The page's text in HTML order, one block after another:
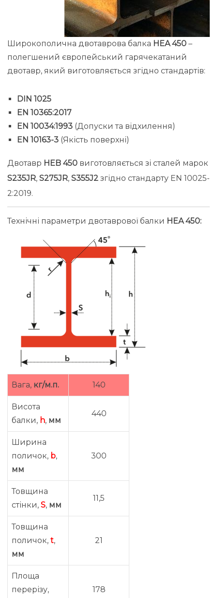
Широкополична двотаврова балка HEA 450 –
полегшений європейський гарячекатаний
двотавр, який виготовляється згідно стандартів:
DIN 1025
EN 10365:2017
EN 10034:1993 (Допуски та відхилення)
EN 10163-3 (Якість поверхні)
Двотавр HEB 450 виготовляється зі сталей марок
S235JR, S275JR, S355J2 згідно стандарту EN 10025-
2:2019.
Технічні параметри двотаврової балки HEA 450:
Вага, кг/м.п. 140
Висота
балки, h, мм
440
Ширина
поличок, b,
мм
300
Товщина
стінки, S, мм
11,5
Товщина
поличок, t,
мм
21
Площа
перерізу,
178